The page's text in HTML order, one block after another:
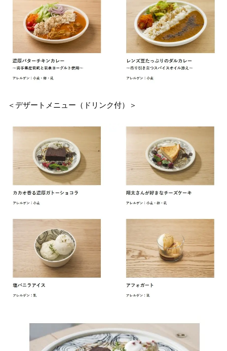
＜デザートメニュー（ドリンク付）＞